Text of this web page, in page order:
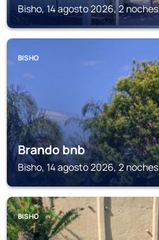
Bisho, 14 agosto 2026, 2 noches
BISHO
Brando bnb
Bisho, 14 agosto 2026, 2 noches
BISHO